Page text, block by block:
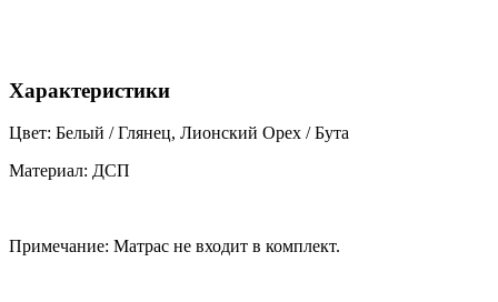
Характеристики
Цвет: Белый / Глянец, Лионский Орех / Бута
Материал: ДСП
Примечание: Матрас не входит в комплект.